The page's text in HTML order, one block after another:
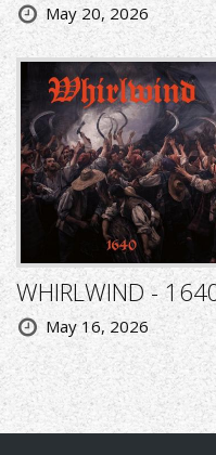
May 20, 2026
WHIRLWIND -
May 16, 2026